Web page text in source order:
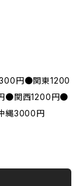
円●関東1200
●関西1200円●
縄3000円